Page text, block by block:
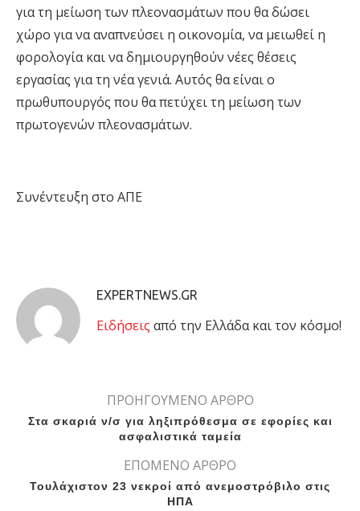
για τη μείωση των πλεονασμάτων που θα δώσει
χώρο για να αναπνεύσει η οικονομία, να μειωθεί η
φορολογία και να δημιουργηθούν νέες θέσεις
εργασίας για τη νέα γενιά. Αυτός θα είναι ο
πρωθυπουργός που θα πετύχει τη μείωση των
πρωτογενών πλεονασμάτων.
Συνέντευξη στο ΑΠΕ
EXPERTNEWS.GR
Eιδήσεις από την Ελλάδα και τον κόσμο!
ΠΡΟΗΓΟΥΜΕΝΟ ΑΡΘΡΟ
Στα σκαριά ν/σ για ληξιπρόθεσμα σε εφορίες και
ασφαλιστικά ταμεία
ΕΠΟΜΕΝΟ ΑΡΘΡΟ
Τουλάχιστον 23 νεκροί από ανεμοστρόβιλο στις
ΗΠΑ